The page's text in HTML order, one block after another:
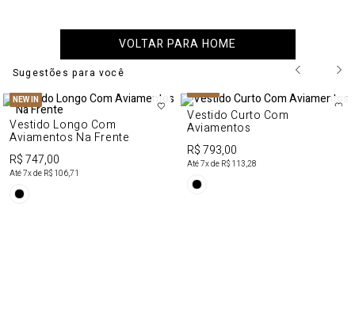
VOLTAR PARA HOME
Sugestões para você
NEW IN
Vestido Longo Com
Aviamentos Na Frente
R$ 747,00
Até7x de R$ 106,71
NEW IN
Vestido Curto Com
Aviamentos
R$ 793,00
Até7x de R$ 113,28